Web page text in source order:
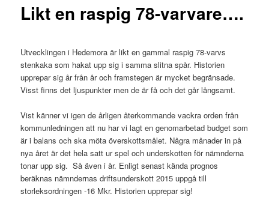
Likt en raspig 78-varvare….
Utvecklingen i Hedemora är likt en gammal raspig 78-varvs
stenkaka som hakat upp sig i samma slitna spår. Historien
upprepar sig år från år och framstegen är mycket begränsade.
Visst finns det ljuspunkter men de är få och det går långsamt.
Vist känner vi igen de årligen återkommande vackra orden från
kommunledningen att nu har vi lagt en genomarbetad budget som
är i balans och ska möta överskottsmålet. Några månader in på
nya året är det hela satt ur spel och underskotten för nämnderna
tonar upp sig. Så även i år. Enligt senast kända prognos
beräknas nämndernas driftsunderskott 2015 uppgå till
storleksordningen -16 Mkr. Historien upprepar sig!